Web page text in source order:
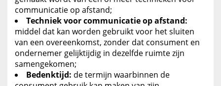
communicatie op afstand;
Techniek voor communicatie op afstand:
middel dat kan worden gebruikt voor het sluiten
van een overeenkomst, zonder dat consument en
ondernemer gelijktijdig in dezelfde ruimte zijn
samengekomen;
Bedenktijd: de termijn waarbinnen de